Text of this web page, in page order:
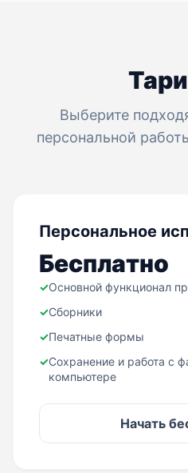
Выберите
персональной
Персональное
Бесплатно
✓Основной функционал
✓Сборники
✓Печатные формы
✓Сохранение и работа с
компьютере
Начать